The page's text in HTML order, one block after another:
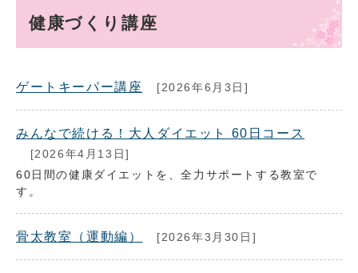
健康づくり講座
ゲートキーパー講座 [2026年6月3日]
みんなで続ける！大人ダイエット 60日コース
[2026年4月13日]
60日間の健康ダイエットを、全力サポートする教室で
す。
骨太教室（運動編） [2026年3月30日]